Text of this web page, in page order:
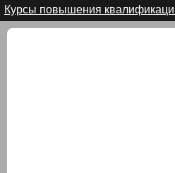
Курсы повышения